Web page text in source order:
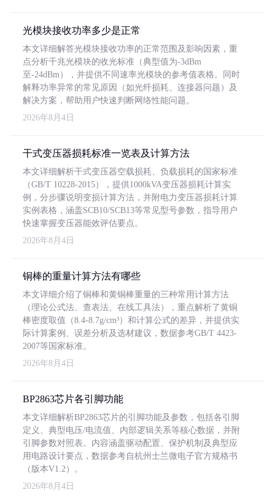
光模块接收功率多少是正常
本文详细解答光模块接收功率的正常范围及影响因素，重
点分析千兆光模块的收光标准（典型值为-3dBm
至-24dBm），并提供不同速率光模块的参考值表格。同时
解释功率异常的常见原因（如光纤损耗、连接器问题）及
解决方案，帮助用户快速判断网络性能问题。
2026年8月4日
干式变压器损耗标准一览表及计算方法
本文详细解析干式变压器空载损耗、负载损耗的国家标准
（GB/T 10228-2015），提供1000kVA变压器损耗计算实
例，分步骤说明变损计算方法，并附电力变压器损耗计算
实例表格，涵盖SCB10/SCB13等常见型号参数，指导用户
快速掌握变压器能效评估要点。
2026年8月4日
铜棒的重量计算方法有哪些
本文详细介绍了铜棒和黄铜棒重量的三种常用计算方法
（理论公式法、查表法、在线工具法），重点解析了黄铜
棒密度取值（8.4-8.7g/cm³）和计算公式的差异，并提供实
际计算案例、误差分析及选材建议，数据参考GB/T 4423-
2007等国家标准。
2026年8月4日
BP2863芯片各引脚功能
本文详细解析BP2863芯片的引脚功能及参数，包括各引脚
定义、典型电压/电流值、内部逻辑关系等核心数据，并附
引脚参数对照表。内容涵盖驱动配置、保护机制及典型应
用电路设计要点，数据参考自杭州士兰微电子官方规格书
（版本V1.2）。
2026年8月4日